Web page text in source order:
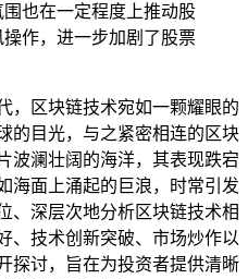
也在一定程度上推动股
作，进一步加剧了股票
，区块链技术宛如一颗耀眼的
的目光，与之紧密相连的区块
波澜壮阔的海洋，其表现跌宕
海面上涌起的巨浪，时常引发
、深层次地分析区块链技术相
、技术创新突破、市场炒作以
探讨，旨在为投资者提供清晰